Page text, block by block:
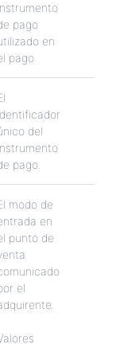
pago
en
pago.
nico del
pago.
modo de
en
punto de
el